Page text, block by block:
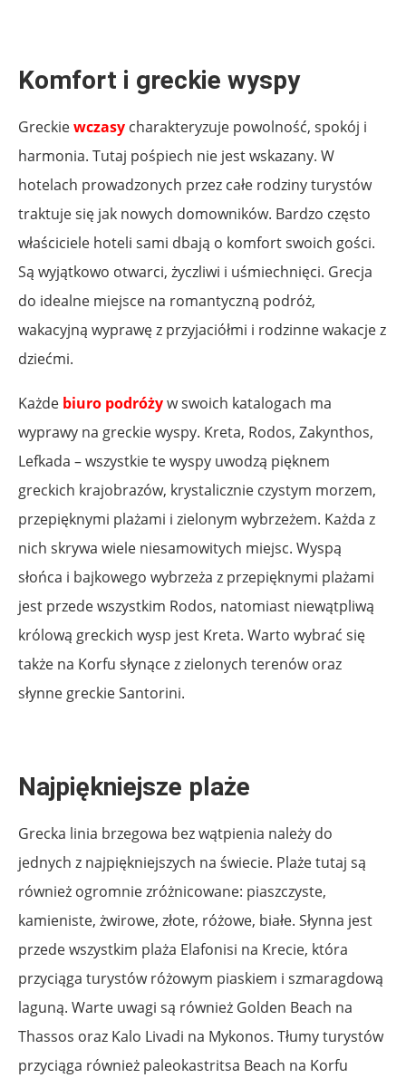
Komfort i greckie wyspy
Greckiewczasy charakteryzuje powolność, spokój i
harmonia. Tutaj pośpiech nie jest wskazany. W
hotelach prowadzonych przez całe rodziny turystów
traktuje się jak nowych domowników. Bardzo często
właściciele hoteli sami dbają o komfort swoich gości.
Są wyjątkowo otwarci, życzliwi i uśmiechnięci. Grecja
do idealne miejsce na romantyczną podróż,
wakacyjną wyprawę z przyjaciółmi i rodzinne wakacje z
dziećmi.
Każde biuro podróżyw swoich katalogach ma
wyprawy na greckie wyspy. Kreta, Rodos, Zakynthos,
Lefkada – wszystkie te wyspy uwodzą pięknem
greckich krajobrazów, krystalicznie czystym morzem,
przepięknymi plażami i zielonym wybrzeżem. Każda z
nich skrywa wiele niesamowitych miejsc. Wyspą
słońca i bajkowego wybrzeża z przepięknymi plażami
jest przede wszystkim Rodos, natomiast niewątpliwą
królową greckich wysp jest Kreta. Warto wybrać się
także na Korfu słynące z zielonych terenów oraz
słynne greckie Santorini.
Najpiękniejsze plaże
Grecka linia brzegowa bez wątpienia należy do
jednych z najpiękniejszych na świecie. Plaże tutaj są
również ogromnie zróżnicowane: piaszczyste,
kamieniste, żwirowe, złote, różowe, białe. Słynna jest
przede wszystkim plaża Elafonisi na Krecie, która
przyciąga turystów różowym piaskiem i szmaragdową
laguną. Warte uwagi są również Golden Beach na
Thassos oraz Kalo Livadi na Mykonos. Tłumy turystów
przyciąga również paleokastritsa Beach na Korfu